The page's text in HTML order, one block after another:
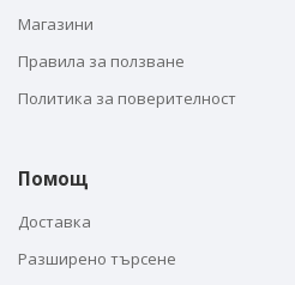
Магазини
Правила за ползване
Политика за поверителност
Помощ
Доставка
Разширено търсене